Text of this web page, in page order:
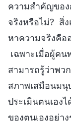
ความสำคัญของ
จริงหรือไม่? สิ่ง
หาความจริงคือ
เฉพาะเมื่อผู้ค
สามารถรู้ว่าพว
สภาพเสมือนมนุ
ประเมินตนเอง
ของตนเองอย่า